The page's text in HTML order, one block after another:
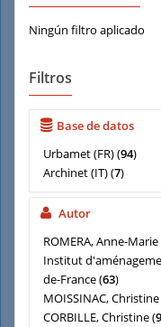
Ningún filtro aplicado
Filtros
Base de datos
Urbamet (FR)(94)
Archinet (IT)(7)
Autor
ROMERA, Anne-Marie
Institut
de-France(63)
MOISSINAC, Christine
CORBILLE, Christine(9